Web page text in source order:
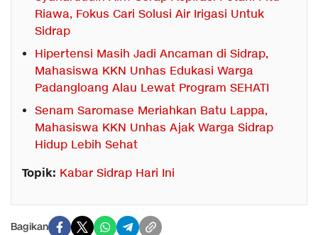
Riawa, Fokus Cari Solusi Air Irigasi Untuk
Sidrap
Hipertensi Masih Jadi Ancaman di Sidrap,
Mahasiswa KKN Unhas Edukasi Warga
Padangloang Alau Lewat Program SEHATI
Senam Saromase Meriahkan Batu Lappa,
Mahasiswa KKN Unhas Ajak Warga Sidrap
Hidup Lebih Sehat
Topik: Kabar Sidrap Hari Ini
Bagikan